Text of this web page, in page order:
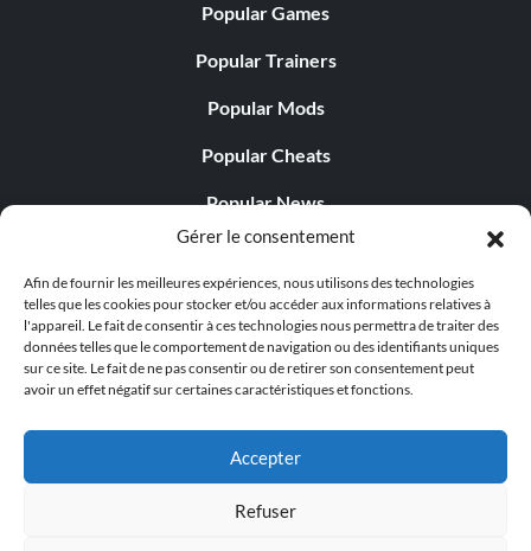
Gérer le consentement
Afin de fournir les meilleures expériences, nous utilisons des technologies
telles que les cookies pour stocker et/ou accéder aux informations relatives à
l'appareil. Le fait de consentir à ces technologies nous permettra de traiter des
données telles que le comportement de navigation ou des identifiants uniques
sur ce site. Le fait de ne pas consentir ou de retirer son consentement peut
avoir un effet négatif sur certaines caractéristiques et fonctions.
Accepter
Refuser
Popular Games
Popular Trainers
Popular Mods
Popular Cheats
Popular News
Popular Editorials
Popular Free Games
LATEST UPDATES